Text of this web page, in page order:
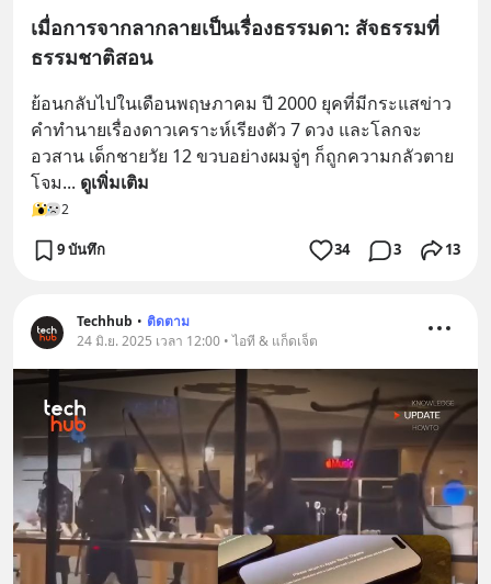
เมื่อการจากลากลายเป็นเรื่องธรรมดา: สัจธรรมที่
ธรรมชาติสอน
ย้อนกลับไปในเดือนพฤษภาคม ปี 2000 ยุคที่มีกระแสข่าว
คำทำนายเรื่องดาวเคราะห์เรียงตัว 7 ดวง และโลกจะ
อวสาน เด็กชายวัย 12 ขวบอย่างผมจู่ๆ ก็ถูกความกลัวตาย
โจม... ดูเพิ่มเติม
2
9 บันทึก 34 3 13
Techhub • ติดตาม
24 มิ.ย. 2025 เวลา 12:00 • ไอที & แก็ดเจ็ต